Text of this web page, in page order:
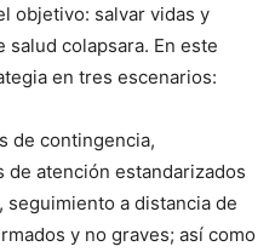
objetivo: salvar vidas y
colapsara. En este
en tres escenarios:
de contingencia,
atención estandarizados
a distancia de
y no graves; así como